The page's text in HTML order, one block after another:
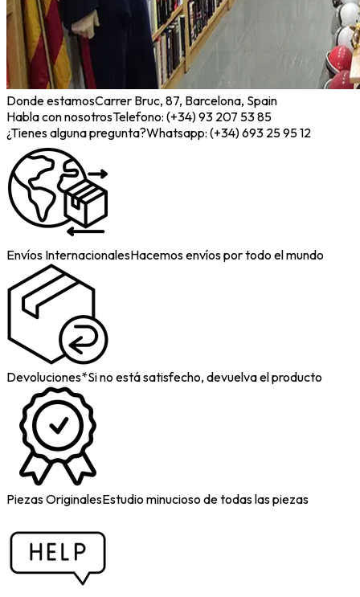
Donde estamosCarrer Bruc, 87, Barcelona, Spain
Habla con nosotrosTelefono: (+34) 93 207 53 85
¿Tienes alguna pregunta?Whatsapp: (+34) 693 25 95 12
Envíos InternacionalesHacemos envíos por todo el mundo
Devoluciones*Si no está satisfecho, devuelva el producto
Piezas OriginalesEstudio minucioso de todas las piezas